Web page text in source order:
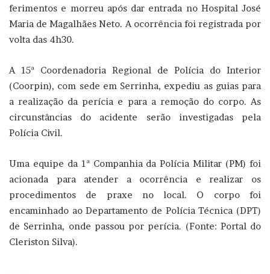
ferimentos e morreu após dar entrada no Hospital José
Maria de Magalhães Neto. A ocorrência foi registrada por
volta das 4h30.
A 15ª Coordenadoria Regional de Polícia do Interior
(Coorpin), com sede em Serrinha, expediu as guias para
a realização da perícia e para a remoção do corpo. As
circunstâncias do acidente serão investigadas pela
Polícia Civil.
Uma equipe da 1ª Companhia da Polícia Militar (PM) foi
acionada para atender a ocorrência e realizar os
procedimentos de praxe no local. O corpo foi
encaminhado ao Departamento de Polícia Técnica (DPT)
de Serrinha, onde passou por perícia. (Fonte: Portal do
Cleriston Silva).